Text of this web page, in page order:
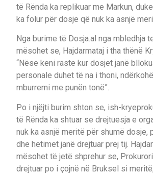
të Rënda ka replikuar me Markun,
ka folur për dosje që nuk ka asnjë
Nga burime të Dosja.al nga mbledhja
mësohet se, Hajdarmataj i tha thënë
“Nëse keni raste kur dosjet janë
personale duhet të na i thoni,
mburremi me punën tonë”.
Po i njëjti burim shton se, ish-
të Rënda ka shtuar se drejtuesja e
nuk ka asnjë meritë për shumë dosje,
dhe hetimet janë drejtuar prej tij.
mësohet të jetë shprehur se,
drejtuar po i çojnë në Bruksel si